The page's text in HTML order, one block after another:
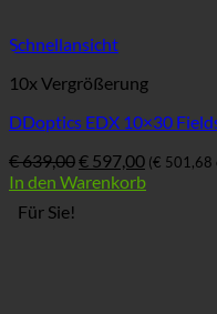
Schnellansicht
10x Vergrößerung
DDoptics EDX 10×30
€639,00Ursprünglicher
Preis
€ 597,00Aktueller
Preis
(€ 501,68
In den Warenkorb
Für Sie!